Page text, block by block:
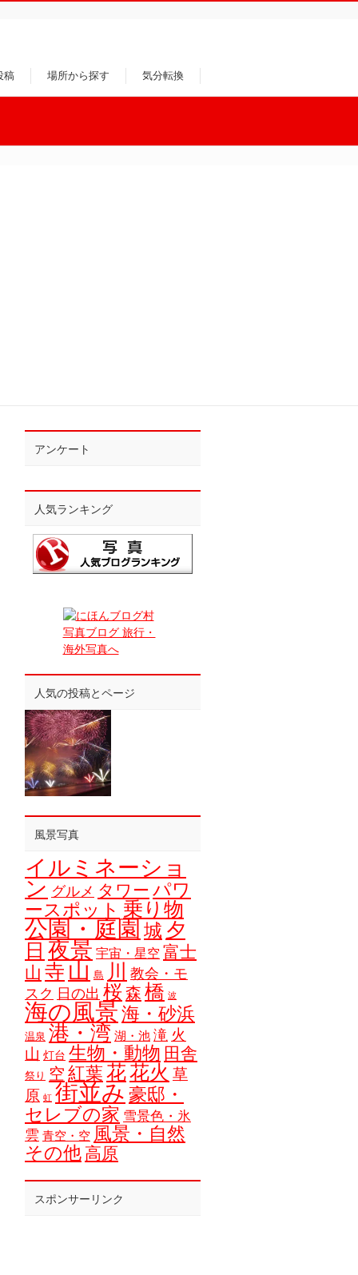
稿 場所から探す 気分転換
アンケート
人気ランキング
人気の投稿とページ
風景写真
イルミネーショ
ン グルメ タワー パワ
ースポット 乗り物
公園・庭園 城 夕
日 夜景 宇宙・星空 富士
山 寺 山 島 川
教会・モ
スク 日の出 桜森 橋 波
海の風景海・砂浜
温泉 港・湾 湖・池 滝 火
山 灯台 生物・動物 田舎
祭り 空 紅葉 花花火 草
原 虹 街並み 豪邸・
セレブの家 雪景色・氷
雲 青空・空 風景・自然
その他 高原
スポンサーリンク